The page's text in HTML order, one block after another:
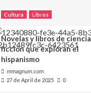
Cultura Libros
Novelas y libros de ciencia
ficción que exploran el
hispanismo
mmagnum.com
27 de April de 2025 0